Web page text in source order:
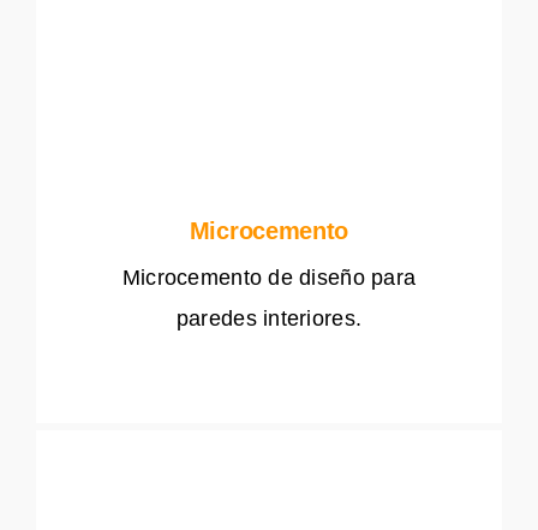
Microcemento
Microcemento de diseño para
paredes interiores.